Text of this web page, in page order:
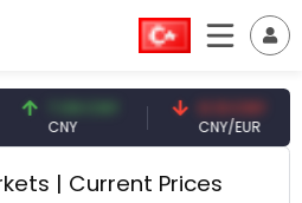
CNY
0.13 CNY
CNY/EUR
| Current Prices